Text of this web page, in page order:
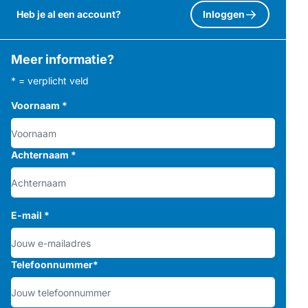
Heb je al een account? Inloggen
Meer informatie?
* = verplicht veld
Voornaam *
Achternaam *
E-mail *
Telefoonnummer*